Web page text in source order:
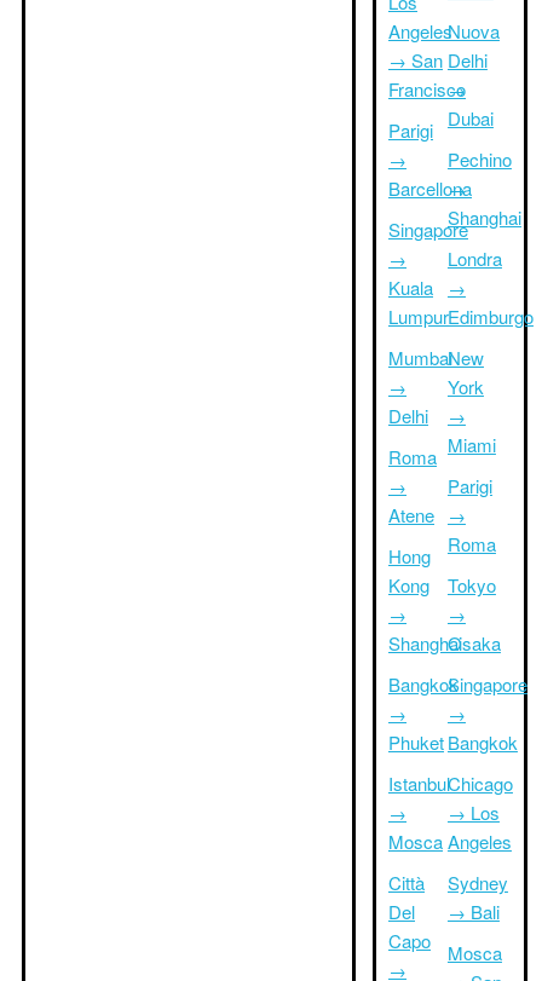
Angeles
→ San
Francisco
Parigi
→
Barcellona
Singapore
→
Kuala
Lumpur
Mumbai
→
Delhi
Roma
→
Atene
Hong
Kong
→
Shanghai
Bangkok
→
Phuket
Istanbul
→
Mosca
Città
Del
Capo
→
Nuova
Delhi
→
Dubai
Pechino
→
Shanghai
Londra
→
Edimburgo
New
York
→
Miami
Parigi
→
Roma
Tokyo
→
Osaka
Singapore
→
Bangkok
Chicago
→ Los
Angeles
Sydney
→ Bali
Mosca